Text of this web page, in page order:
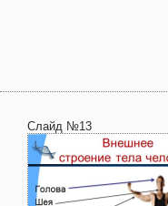
Слайд №13